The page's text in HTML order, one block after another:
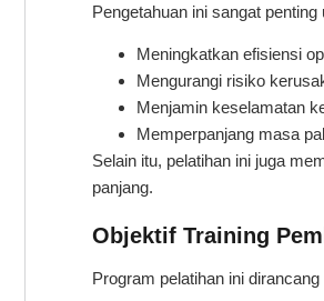
Pengetahuan ini sangat penting
Meningkatkan efisiensi
Mengurangi risiko
Menjamin keselamatan
Memperpanjang masa
Selain itu, pelatihan ini juga
panjang.
Objektif Training
Program pelatihan ini